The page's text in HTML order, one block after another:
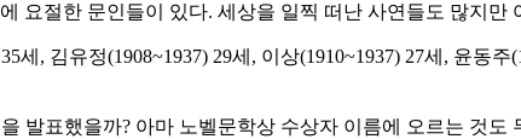
요절한 문인들이 있다. 세상을 일찍 떠난 사연들도 많지
세, 김유정(1908~1937) 29세, 이상(1910~1937) 27세, 윤동
발표했을까? 아마 노벨문학상 수상자 이름에 오르는 것도